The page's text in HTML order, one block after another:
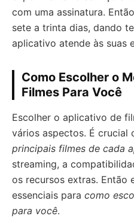
com uma assinatura.
sete a trinta dias, dando
aplicativo atende às suas
Como Escolher o
Filmes Para Você
Escolher o aplicativo de
vários aspectos. É crucial
principais filmes de cada
streaming, a
os recursos extras. Então
essenciais para como
para você.